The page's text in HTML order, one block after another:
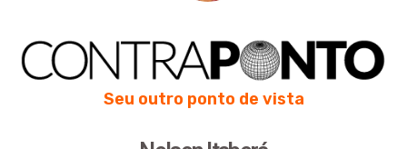
Seu outro ponto de vista